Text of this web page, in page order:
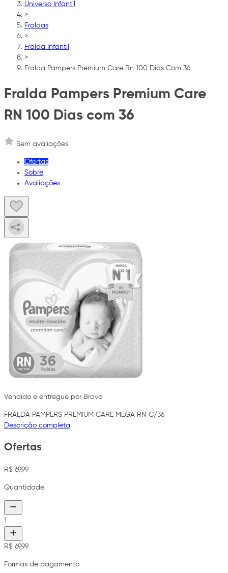
Universo Infantil
>
Fraldas
>
Fralda Infantil
>
Fralda Pampers Premium Care Rn 100 Dias Com 36
Fralda Pampers Premium Care
RN 100 Dias com 36
Sem avaliações
Ofertas
Sobre
Avaliações
Vendido e entregue por Brava
FRALDA PAMPERS PREMIUM CARE MEGA RN C/36
Descrição completa
Ofertas
R$ 69,99
Quantidade
1
R$ 69,99
Formas de pagamento